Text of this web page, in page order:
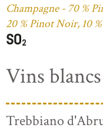
Champagne - 70 %
20 % Pinot Noir, 10
Vins blancs
Trebbiano